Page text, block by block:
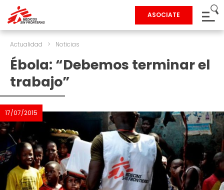
ASOCIATE
Actualidad > Noticias
Ébola: “Debemos terminar el
trabajo”
17/07/2015